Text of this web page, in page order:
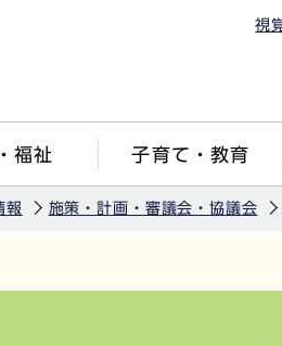
視
福祉 子育て・教育
報 施策・計画・審議会・協議会